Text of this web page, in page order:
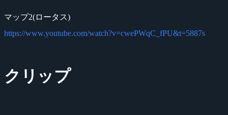
マップ2(ロータス)
https://www.youtube.com/watch?v=cwePWqC_fPU&t=5887s
クリップ